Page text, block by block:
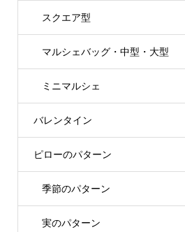
スクエア型
マルシェバッグ・中型・大型
ミニマルシェ
バレンタイン
ピローのパターン
季節のパターン
実のパターン